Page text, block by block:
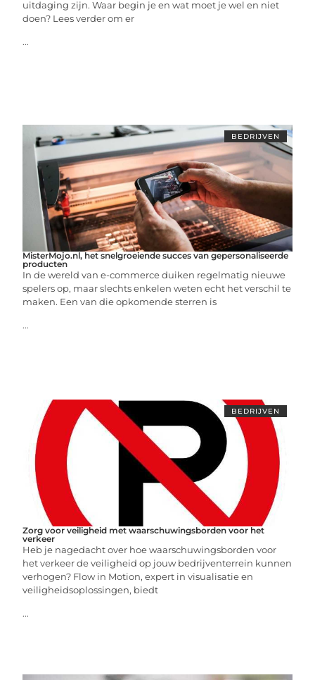
uitdaging zijn. Waar begin je en wat moet je wel en niet
doen? Lees verder om er
...
BEDRIJVEN
MisterMojo.nl, het snelgroeiende succes van gepersonaliseerde
producten
In de wereld van e-commerce duiken regelmatig nieuwe
spelers op, maar slechts enkelen weten echt het verschil te
maken. Een van die opkomende sterren is
...
BEDRIJVEN
Zorg voor veiligheid met waarschuwingsborden voor het
verkeer
Heb je nagedacht over hoe waarschuwingsborden voor
het verkeer de veiligheid op jouw bedrijventerrein kunnen
verhogen? Flow in Motion, expert in visualisatie en
veiligheidsoplossingen, biedt
...